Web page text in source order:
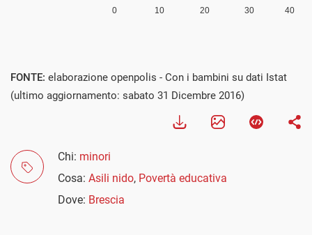
FONTE: elaborazione openpolis - Con i bambini su dati Istat
(ultimo aggiornamento: sabato 31 Dicembre 2016)
Chi: minori
Cosa: Asili nido, Povertà educativa
Dove: Brescia